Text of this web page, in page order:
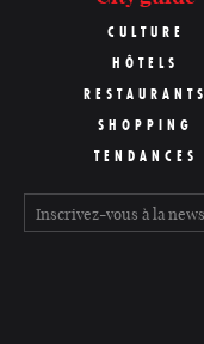
CULTURE
HÔTELS
RESTAURANTS
SHOPPING
TENDANCES